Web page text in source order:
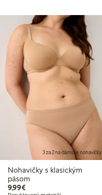
3 za 2 na dámske nohavičky
Nohavičky s klasickým
pásom
9,99€9,99 €